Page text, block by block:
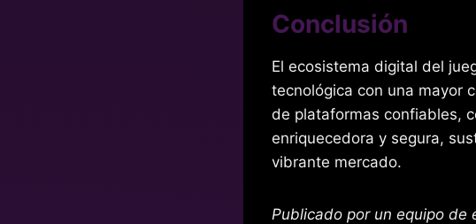
Conclusión
El ecosistema digital del
tecnológica con una mayor
de plataformas confiables,
enriquecedora y segura,
vibrante mercado.
Publicado por un equipo